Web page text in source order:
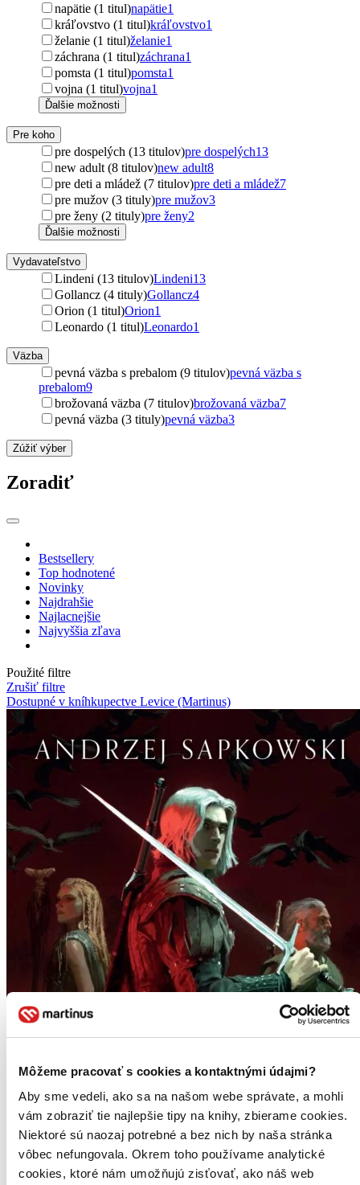
Môžeme pracovať s cookies a kontaktnými údajmi?
Aby sme vedeli, ako sa na našom webe správate, a mohli
vám zobraziť tie najlepšie tipy na knihy, zbierame cookies.
Niektoré sú naozaj potrebné a bez nich by naša stránka
vôbec nefungovala. Okrem toho používame analytické
cookies, ktoré nám umožňujú zisťovať, ako náš web
napätie (1 titul)napätie1
kráľovstvo (1 titul)kráľovstvo1
želanie (1 titul)želanie1
záchrana (1 titul)záchrana1
pomsta (1 titul)pomsta1
vojna (1 titul)vojna1
Ďalšie možnosti
Pre koho
pre dospelých (13 titulov)pre dospelých13
new adult (8 titulov)new adult8
pre deti a mládež (7 titulov)pre deti a mládež7
pre mužov (3 tituly)pre mužov3
pre ženy (2 tituly)pre ženy2
Ďalšie možnosti
Vydavateľstvo
Lindeni (13 titulov)Lindeni13
Gollancz (4 tituly)Gollancz4
Orion (1 titul)Orion1
Leonardo (1 titul)Leonardo1
Väzba
pevná väzba s prebalom (9 titulov)pevná väzba s
prebalom9
brožovaná väzba (7 titulov)brožovaná väzba7
pevná väzba (3 tituly)pevná väzba3
Zúžiť výber
Zoradiť
Bestsellery
Top hodnotené
Novinky
Najdrahšie
Najlacnejšie
Najvyššia zľava
Použité filtre
Zrušiť filtre
Dostupné v kníhkupectve Levice (Martinus)